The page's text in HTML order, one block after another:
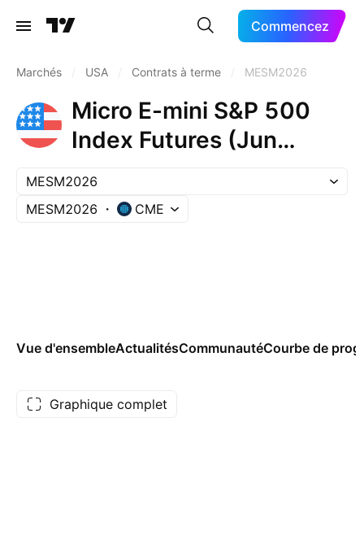
Commencez
Marchés USA Contrats à terme MESM2026
Micro E-mini S&P 500
Index Futures (Jun
2026)
MESM2026
MESM2026
CME
Vue d'ensembleActualitésCommunautéCourbe de
Graphique complet